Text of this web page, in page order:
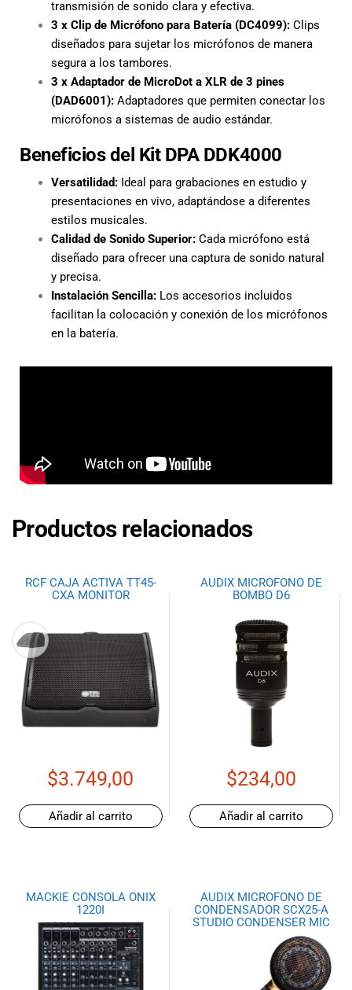
transmisión de sonido clara y efectiva.
3 x Clip de Micrófono para Batería (DC4099): Clips
diseñados para sujetar los micrófonos de manera
segura a los tambores.
3 x Adaptador de MicroDot a XLR de 3 pines
(DAD6001): Adaptadores que permiten conectar los
micrófonos a sistemas de audio estándar.
Beneficios del Kit DPA DDK4000
Versatilidad: Ideal para grabaciones en estudio y
presentaciones en vivo, adaptándose a diferentes
estilos musicales.
Calidad de Sonido Superior: Cada micrófono está
diseñado para ofrecer una captura de sonido natural
y precisa.
Instalación Sencilla: Los accesorios incluidos
facilitan la colocación y conexión de los micrófonos
en la batería.
Productos relacionados
RCF CAJA ACTIVA TT45-
CXA MONITOR
$3.749,00
Añadir al carrito
AUDIX MICROFONO DE
BOMBO D6
$234,00
Añadir al carrito
MACKIE CONSOLA ONIX
1220I
AUDIX MICROFONO DE
CONDENSADOR SCX25-A
STUDIO CONDENSER MIC